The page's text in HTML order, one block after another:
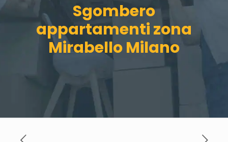
Sgombero
appartamenti zona
Mirabello Milano